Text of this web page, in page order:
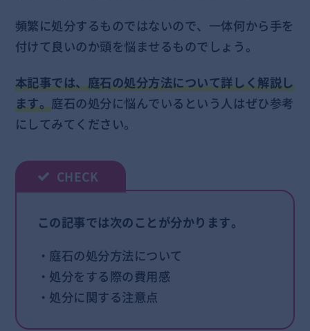
頻繁に処分するものではないので、一体何から手を
付けて良いのか頭を悩ませるものでしょう。
本記事では、庭石の処分方法について詳しく解説し
ます。庭石の処分に悩んでいるという人はぜひ参考
にしてみてください。
この記事では次のことが分かります。
・庭石の処分方法について
・処分をする際の費用感
・処分に関する注意点